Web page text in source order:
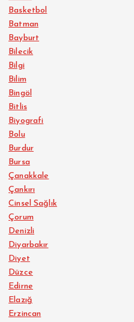
Basketbol
Batman
Bayburt
Bilecik
Bilgi
Bilim
Bingöl
Bitlis
Biyografi
Bolu
Burdur
Bursa
Çanakkale
Çankırı
Cinsel Sağlık
Çorum
Denizli
Diyarbakır
Diyet
Düzce
Edirne
Elazığ
Erzincan